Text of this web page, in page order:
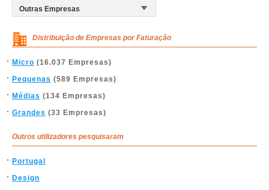
Distribuição de Empresas por Faturação
Micro (16.037 Empresas)
Pequenas (589 Empresas)
Médias (134 Empresas)
Grandes (33 Empresas)
Outros utilizadores pesquisaram
Portugal
Design